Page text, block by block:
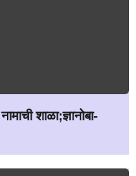
शाळा;ज्ञानोबा-